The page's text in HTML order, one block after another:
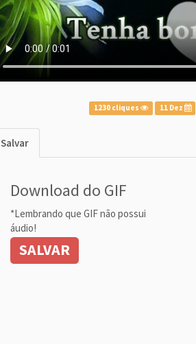
1230 cliques 11 Dez
Salvar
Download do GIF
*Lembrando que GIF não possui
áudio!
SALVAR